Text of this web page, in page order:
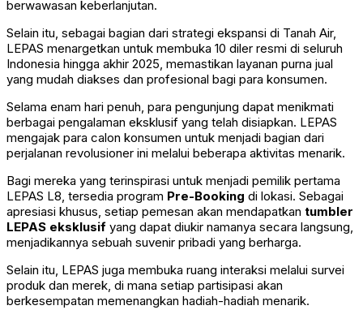
berwawasan keberlanjutan.
Selain itu, sebagai bagian dari strategi ekspansi di Tanah Air,
LEPAS menargetkan untuk membuka 10 diler resmi di seluruh
Indonesia hingga akhir 2025, memastikan layanan purna jual
yang mudah diakses dan profesional bagi para konsumen.
Selama enam hari penuh, para pengunjung dapat menikmati
berbagai pengalaman eksklusif yang telah disiapkan. LEPAS
mengajak para calon konsumen untuk menjadi bagian dari
perjalanan revolusioner ini melalui beberapa aktivitas menarik.
Bagi mereka yang terinspirasi untuk menjadi pemilik pertama
LEPAS L8, tersedia program Pre-Booking di lokasi. Sebagai
apresiasi khusus, setiap pemesan akan mendapatkan tumbler
LEPAS eksklusif yang dapat diukir namanya secara langsung,
menjadikannya sebuah suvenir pribadi yang berharga.
Selain itu, LEPAS juga membuka ruang interaksi melalui survei
produk dan merek, di mana setiap partisipasi akan
berkesempatan memenangkan hadiah-hadiah menarik.